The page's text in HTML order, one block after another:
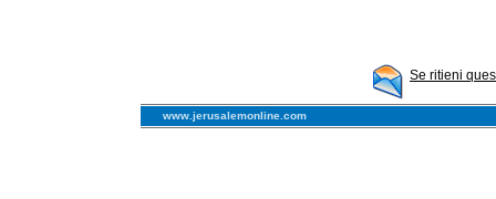
Se ritieni
www.jerusalemonline.com